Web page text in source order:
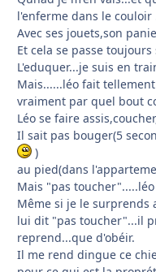
l'enferme dans le couloir
Avec ses jouets,son
Et cela se passe
L'eduquer...je suis en
Mais......léo fait
vraiment par quel bout
Léo se faire
Il sait pas bouger(5
)
au pied(dans
Mais "pas
Même si je le surprends
lui dit "pas toucher"...il
reprend...que d'obéir.
Il me rend dingue ce